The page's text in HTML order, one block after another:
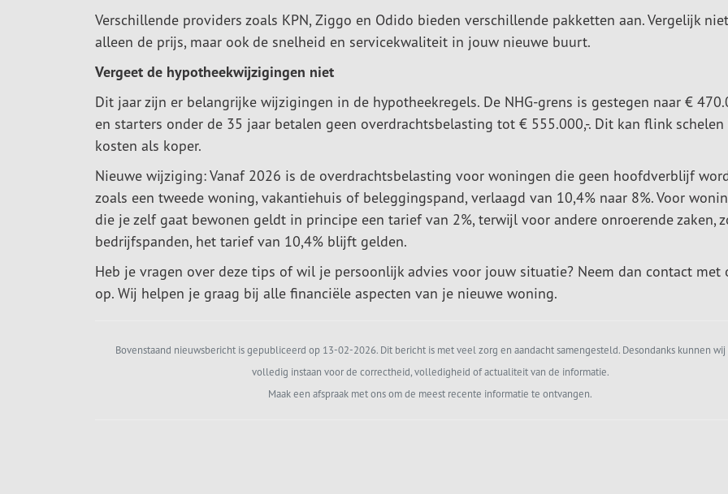
Verschillende providers zoals KPN, Ziggo en Odido bieden verschillende pakketten aan. Vergelijk niet
alleen de prijs, maar ook de snelheid en servicekwaliteit in jouw nieuwe buurt.
Vergeet de hypotheekwijzigingen niet
Dit jaar zijn er belangrijke wijzigingen in de hypotheekregels. De NHG-grens is gestegen naar €
en starters onder de 35 jaar betalen geen overdrachtsbelasting tot € 555.000,-. Dit kan flink
kosten als koper.
Nieuwe wijziging: Vanaf 2026 is de overdrachtsbelasting voor woningen die geen hoofdverblijf
zoals een tweede woning, vakantiehuis of beleggingspand, verlaagd van 10,4% naar 8%. Voor
die je zelf gaat bewonen geldt in principe een tarief van 2%, terwijl voor andere onroerende zaken,
bedrijfspanden, het tarief van 10,4% blijft gelden.
Heb je vragen over deze tips of wil je persoonlijk advies voor jouw situatie? Neem dan contact met
op. Wij helpen je graag bij alle financiële aspecten van je nieuwe woning.
Bovenstaand nieuwsbericht is gepubliceerd op 13-02-2026. Dit bericht is met veel zorg en aandacht samengesteld. Desondanks kunnen
volledig instaan voor de correctheid, volledigheid of actualiteit van de informatie.
Maak een afspraak met ons om de meest recente informatie te ontvangen.